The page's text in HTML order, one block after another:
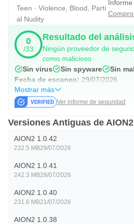
▣ Canal oficial de AION2 ▣
* Sitio web oficial: https://
* YouTube oficial: https://
▶ AION2 requiere los siguientes
funcionamiento óptimo. ◀
opcionales. Puedes restablecer o
acceso después de aceptarlos.
[Opcional] Micrófono: Permiso
de voz y la grabación de vídeo.
[Opcional] Notificaciones: Permiso
Teen · Violence, Blood, Parti
al Nudity
0
/33
Resultado del
Ningún proveedor de
como malicioso
Sin virus
Sin spyware
Sin
Fecha de escaneo: 29/07/2026
Mostrar más
Ver informe de seguridad
Versiones Antiguas de AION2
AION2 1.0.42
232.5 MB29/07/2026
AION2 1.0.41
242.3 MB28/07/2026
AION2 1.0.40
231.6 MB21/07/2026
AION2 1.0.38